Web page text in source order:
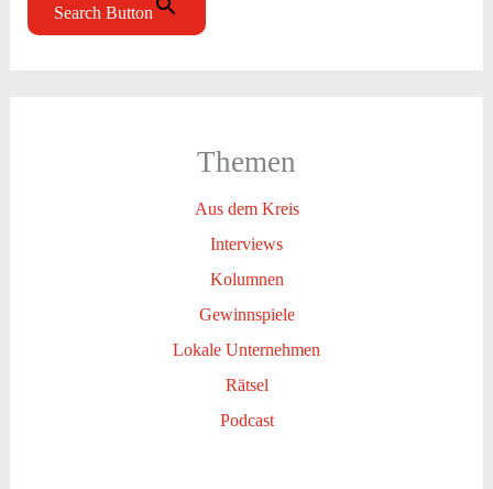
Search Button
Themen
Aus dem Kreis
Interviews
Kolumnen
Gewinnspiele
Lokale Unternehmen
Rätsel
Podcast